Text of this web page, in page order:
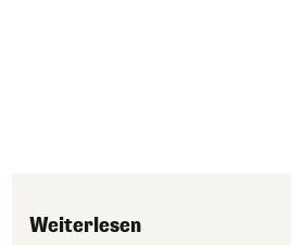
Weiterlesen